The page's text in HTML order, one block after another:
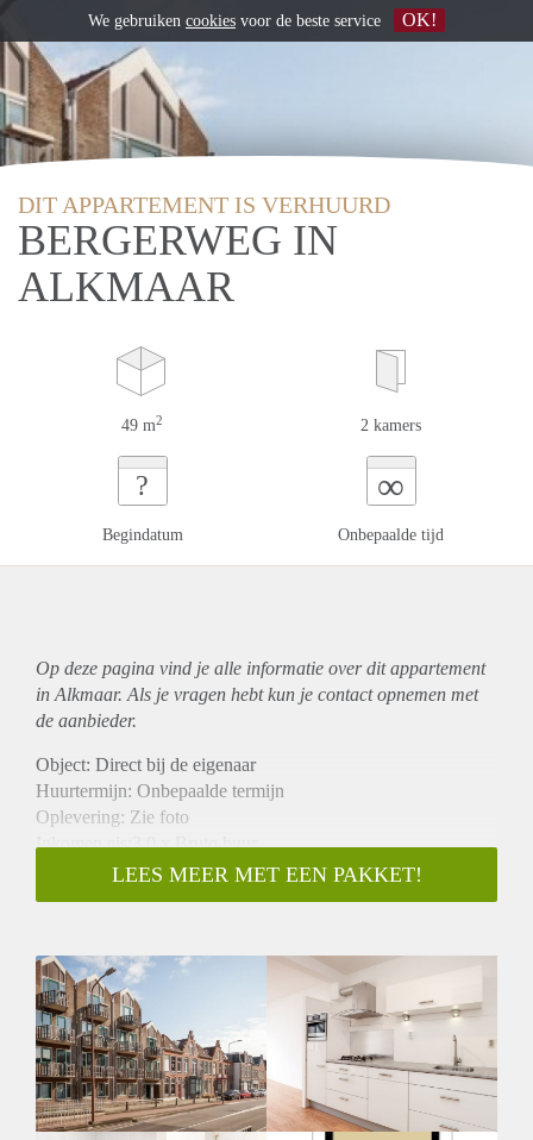
DIT APPARTEMENT IS VERHUURD
BERGERWEG IN
ALKMAAR
49 m2 2 kamers
?
Begindatum
∞
Onbepaalde tijd
Op deze pagina vind je alle informatie over ditappartement
in Alkmaar. Als je vragen hebt kun je contact opnemen met
de aanbieder.
Object: Direct bij de eigenaar
Huurtermijn: Onbepaalde termijn
Oplevering: Zie foto
Inkomen eis:3,0 x Bruto huur
Garantiestelling mogelijk: Ja
Borg: 1 Maand
Huisdieren toegestaan: Afhankelijk van de Eigenaar
Huurtoeslag grens: Nee
Geschikt voor studenten: Afhankelijk van de Eigenaar
LEES MEER MET EEN PAKKET!
We gebruiken cookies voor de beste service OK!